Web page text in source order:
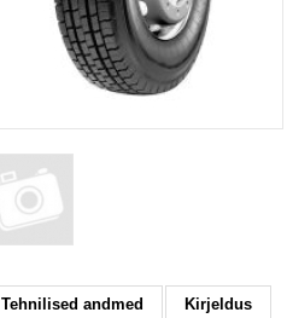
Tehnilised andmed Kirjeldus